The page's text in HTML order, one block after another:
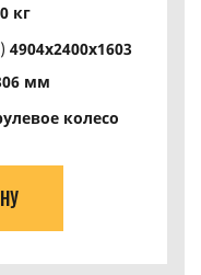
кг
4904х2400х1603
мм
колесо